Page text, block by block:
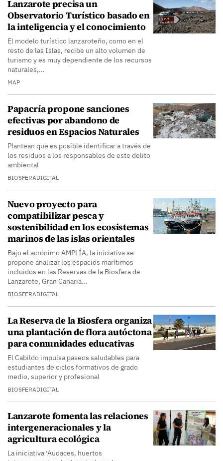
Lanzarote precisa un
Observatorio Turístico basado en
la inteligencia y el conocimiento
El modelo turístico lanzaroteño, como en el
resto de las Islas, recibe un alto volumen de
turismo y es muy dependiente de los recursos
naturales,…
MAP
Papacría propone sanciones
efectivas por abandono de
residuos en Espacios Naturales
Plantean que es posible identificar a través de
los residuos a los responsables de este delito
ambiental
BIOSFERADIGITAL
Nuevo proyecto para
compatibilizar pesca y
sostenibilidad en los ecosistemas
marinos de las islas orientales
Bajo el acrónimo AMPLÍA, la iniciativa se
propone analizar los espacios marítimos
incluidos en las Reservas de la Biosfera de
Lanzarote, Gran Canaria…
BIOSFERADIGITAL
La Reserva de la Biosfera organiza
una plantación de flora autóctona
para comunidades educativas
El Cabildo impulsa paseos saludables para
estudiantes de ciclos formativos de grado
medio, superior y profesional
BIOSFERADIGITAL
Lanzarote fomenta las relaciones
intergeneracionales y la
agricultura ecológica
La iniciativa ‘Audaces, huertos